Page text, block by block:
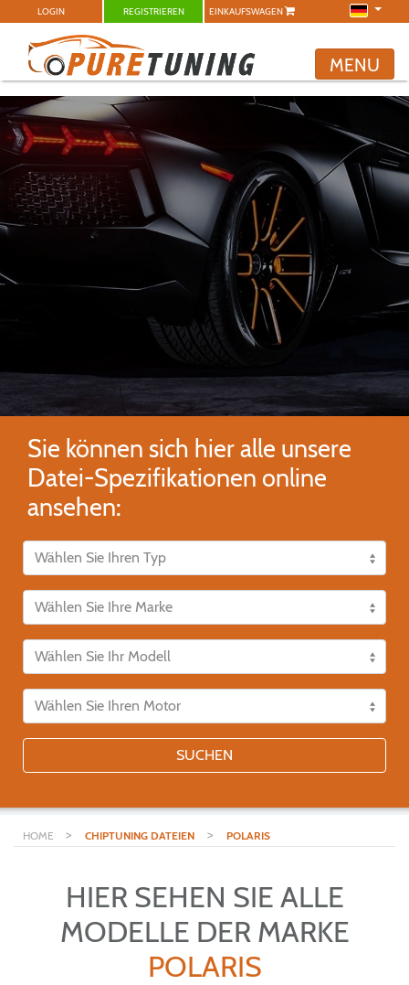
LOGIN REGISTRIEREN EINKAUFSWAGEN
MENU
Sie können sich hier alle unsere
Datei-Spezifikationen online
ansehen:
SUCHEN
HOME > CHIPTUNING DATEIEN > POLARIS
HIER SEHEN SIE ALLE
MODELLE DER MARKE
POLARIS